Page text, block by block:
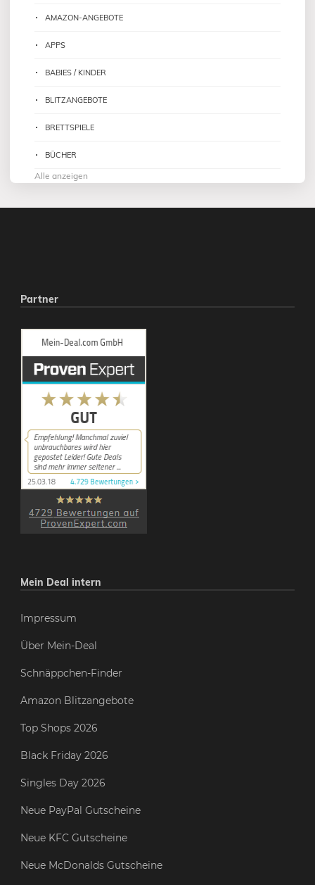
AMAZON-ANGEBOTE
APPS
BABIES / KINDER
BLITZANGEBOTE
BRETTSPIELE
BÜCHER
Alle anzeigen
Partner
Mein Deal intern
Impressum
Über Mein-Deal
Schnäppchen-Finder
Amazon Blitzangebote
Top Shops 2026
Black Friday 2026
Singles Day 2026
Neue PayPal Gutscheine
Neue KFC Gutscheine
Neue McDonalds Gutscheine